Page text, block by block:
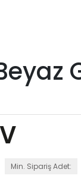
Min. Sipariş Adet: